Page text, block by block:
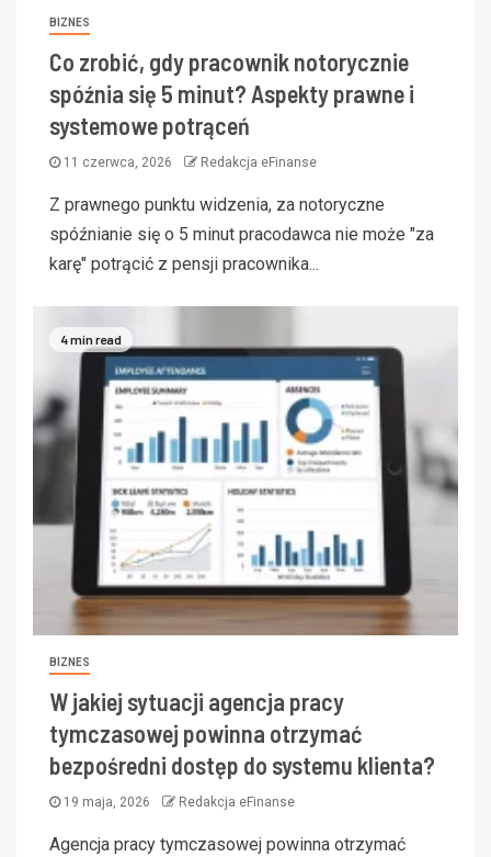
BIZNES
Co zrobić, gdy pracownik notorycznie
spóźnia się 5 minut? Aspekty prawne i
systemowe potrąceń
11 czerwca, 2026 Redakcja eFinanse
Z prawnego punktu widzenia, za notoryczne
spóźnianie się o 5 minut pracodawca nie może "za
karę" potrącić z pensji pracownika...
4 min read
BIZNES
W jakiej sytuacji agencja pracy
tymczasowej powinna otrzymać
bezpośredni dostęp do systemu klienta?
19 maja, 2026 Redakcja eFinanse
Agencja pracy tymczasowej powinna otrzymać